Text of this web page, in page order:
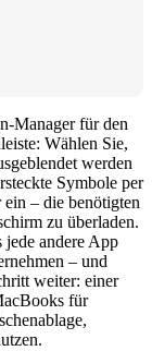
Manager für den
Wählen Sie,
werden
Symbole per
– die benötigten
zu überladen.
andere App
– und
weiter: einer
für